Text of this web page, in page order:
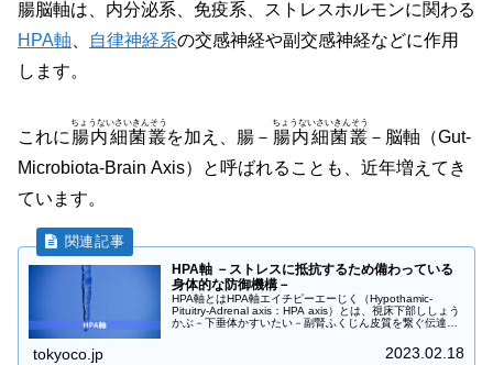
腸脳軸は、内分泌系、免疫系、ストレスホルモンに関わる
HPA軸
自律神経系の交感神経や副交感神経などに作用
します。
これに 腸内細菌叢
ちょうないさいきんそう
を加え、腸－ 腸内細菌叢
ちょうないさいきんそう
－脳軸 （Gut-
Microbiota-Brain Axis）
と呼ばれることも、近年増えてき
ています。
HPA軸 －ストレスに抵抗するため備わっている
身体的な防御機構－
HPA軸とはHPA軸エイチピーエーじく（Hypothamic-
Pituitry-Adrenal axis：HPA axis）とは、視床下部ししょう
かぶ－下垂体かすいたい－副腎ふくじん皮質を繋ぐ伝達経
tokyoco.jp 2023.02.18